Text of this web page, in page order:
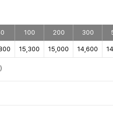
100 200 300
15,300 15,000 14,600